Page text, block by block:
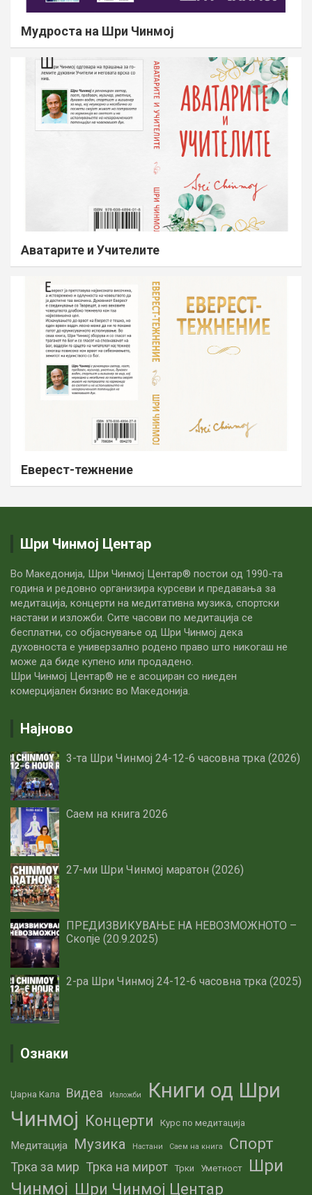
Мудроста на Шри Чинмој
Аватарите и Учителите
Еверест-тежнение
Шри Чинмој Центар
Во Македонија, Шри Чинмој Центар® постои од 1990-та
година и редовно организира курсеви и предавања за
медитација, концерти на медитативна музика, спортски
настани и изложби. Сите часови по медитацијa се
бесплатни, со објаснување од Шри Чинмој дека
духовноста е универзално родено право што никогаш не
може да биде купено или продадено.
Шри Чинмој Центар® не е асоциран со ниеден
комерцијален бизнис во Македонија.
Најново
3-та Шри Чинмој 24-12-6 часовна трка (2026)
Саем на книга 2026
27-ми Шри Чинмој маратон (2026)
ПРЕДИЗВИКУВАЊЕ НА НЕВОЗМОЖНОТО –
Скопје (20.9.2025)
2-ра Шри Чинмој 24-12-6 часовна трка (2025)
Ознаки
Џарна Кала Видеа Изложби
Книги од Шри
Чинмој Концерти Курс по медитација
Медитација Музика Настани Саем на книга Спорт
Трка за мир Трка на мирот Трки Уметност
Шри
Чинмој Шри Чинмој Центар